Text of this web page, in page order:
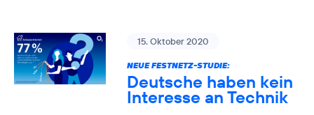
15. Oktober 2020
NEUE FESTNETZ-STUDIE:
Deutsche haben kein
Interesse an Technik